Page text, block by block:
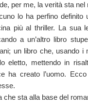
per me, la verità sta nel
lo ha perfino
più al thriller. La sua
a un’altro libro
un libro che, usando i
eletto, mettendo in
ha creato l’uomo.
che sta alla base del